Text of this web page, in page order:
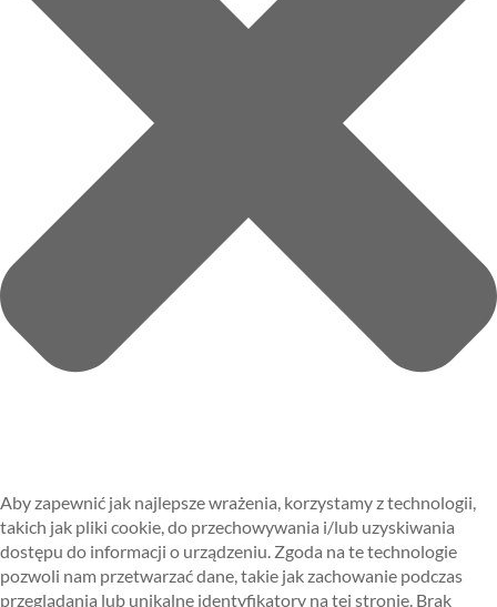
Aby zapewnić jak najlepsze wrażenia, korzystamy z technologii,
takich jak pliki cookie, do przechowywania i/lub uzyskiwania
dostępu do informacji o urządzeniu. Zgoda na te technologie
pozwoli nam przetwarzać dane, takie jak zachowanie podczas
przeglądania lub unikalne identyfikatory na tej stronie. Brak